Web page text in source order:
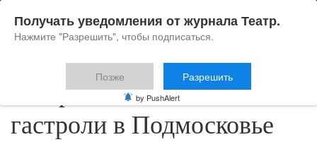
Театры Москвы посвятят
гастроли в Подмосковье
Получать уведомления от журнала Театр.
Нажмите "Разрешить", чтобы подписаться.
Позже Разрешить
by PushAlert